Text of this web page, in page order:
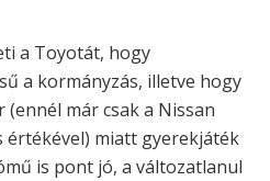
a Toyotát, hogy
a kormányzás, illetve hogy
már csak a Nissan
értékével) miatt gyerekjáték
is pont jó, a változatlanul